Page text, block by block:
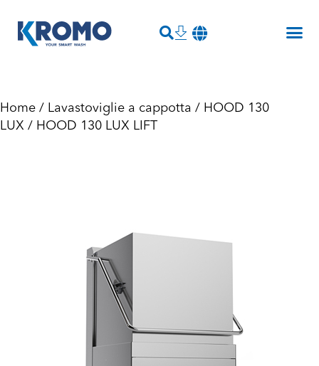
Home / Lavastoviglie a cappotta / HOOD 130
LUX / HOOD 130 LUX LIFT